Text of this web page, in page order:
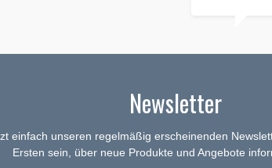
Newsletter
einfach unseren regelmäßig erscheinenden
Ersten sein, über neue Produkte und Angebote